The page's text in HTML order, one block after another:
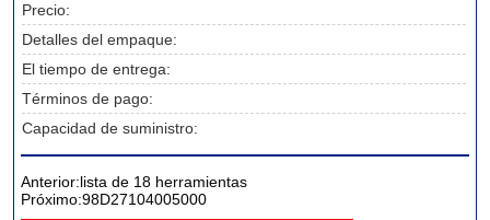
Precio:
Detalles del empaque:
El tiempo de entrega:
Términos de pago:
Capacidad de suministro:
Anterior:lista de 18 herramientas
Próximo:98D27104005000